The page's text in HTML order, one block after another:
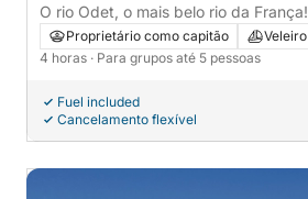
O rio Odet, o mais belo rio da França!
Proprietário como capitão
Veleiro
4 horas · Para grupos até 5 pessoas
Fuel included
Cancelamento flexível